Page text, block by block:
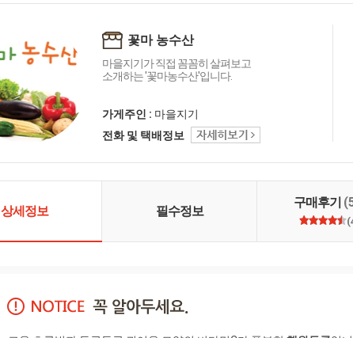
꽃마 농수산
마을지기가 직접 꼼꼼히 살펴보고
소개하는 '꽃마농수산'입니다.
가게주인 : 마을지기
전화 및 택배정보
상세정보 필수정보
구매후기